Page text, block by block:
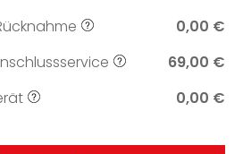
0,00 €
69,00 €
0,00 €